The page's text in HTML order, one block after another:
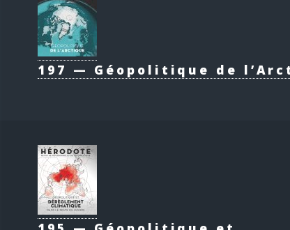
197 — Géopolitique de